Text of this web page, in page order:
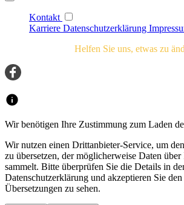
Kontakt
Karriere Datenschutzerklärung
Helfen Sie uns, etwas zu
Wir benötigen Ihre Zustimmung zum Laden
Wir nutzen einen Drittanbieter-Service, um
zu übersetzen, der möglicherweise Daten
sammelt. Bitte überprüfen Sie die Details in
Datenschutzerklärung und akzeptieren Sie
Übersetzungen zu sehen.